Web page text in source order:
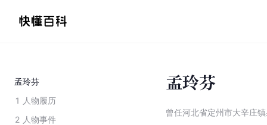
孟玲芬
1 人物履历
2 人物事件
孟玲芬
曾任河北省定州市大辛庄